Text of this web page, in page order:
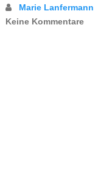
Marie Lanfermann
Keine Kommentare